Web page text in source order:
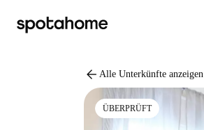
arrow_back Alle Unterkünfte anzeigen
ÜBERPRÜFT